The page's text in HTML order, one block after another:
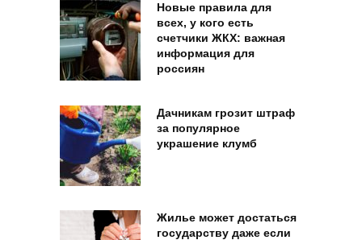
Новые правила для
всех, у кого есть
счетчики ЖКХ: важная
информация для
россиян
Дачникам грозит штраф
за популярное
украшение клумб
Жилье может достаться
государству даже если